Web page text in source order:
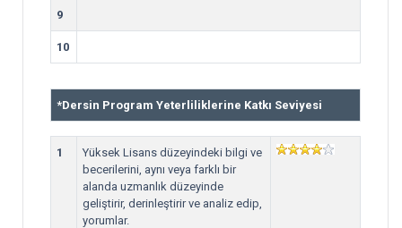
9
10
*Dersin Program Yeterliliklerine Katkı Seviyesi
1
Yüksek Lisans düzeyindeki bilgi ve
becerilerini, aynı veya farklı bir
alanda uzmanlık düzeyinde
geliştirir, derinleştirir ve analiz edip,
yorumlar.